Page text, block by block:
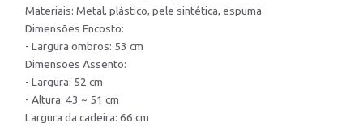
Materiais: Metal, plástico, pele sintética, espuma
Dimensões Encosto:
- Largura ombros: 53 cm
Dimensões Assento:
- Largura: 52 cm
- Altura: 43 ~ 51 cm
Largura da cadeira: 66 cm